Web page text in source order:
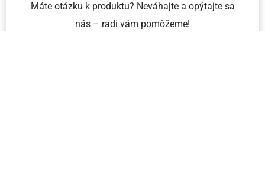
Máte otázku k produktu? Neváhajte a opýtajte sa
nás – radi vám pomôžeme!